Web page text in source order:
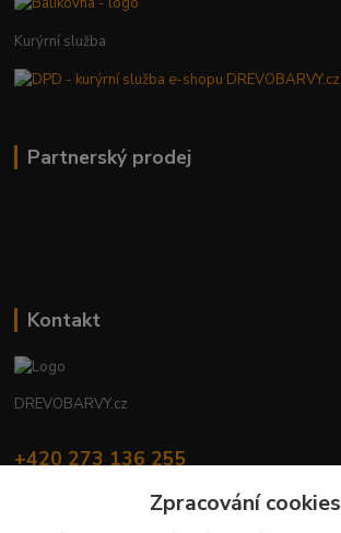
Kurýrní služba
Partnerský prodej
Kontakt
DREVOBARVY.cz
+420 273 136 255
Zpracování cookies